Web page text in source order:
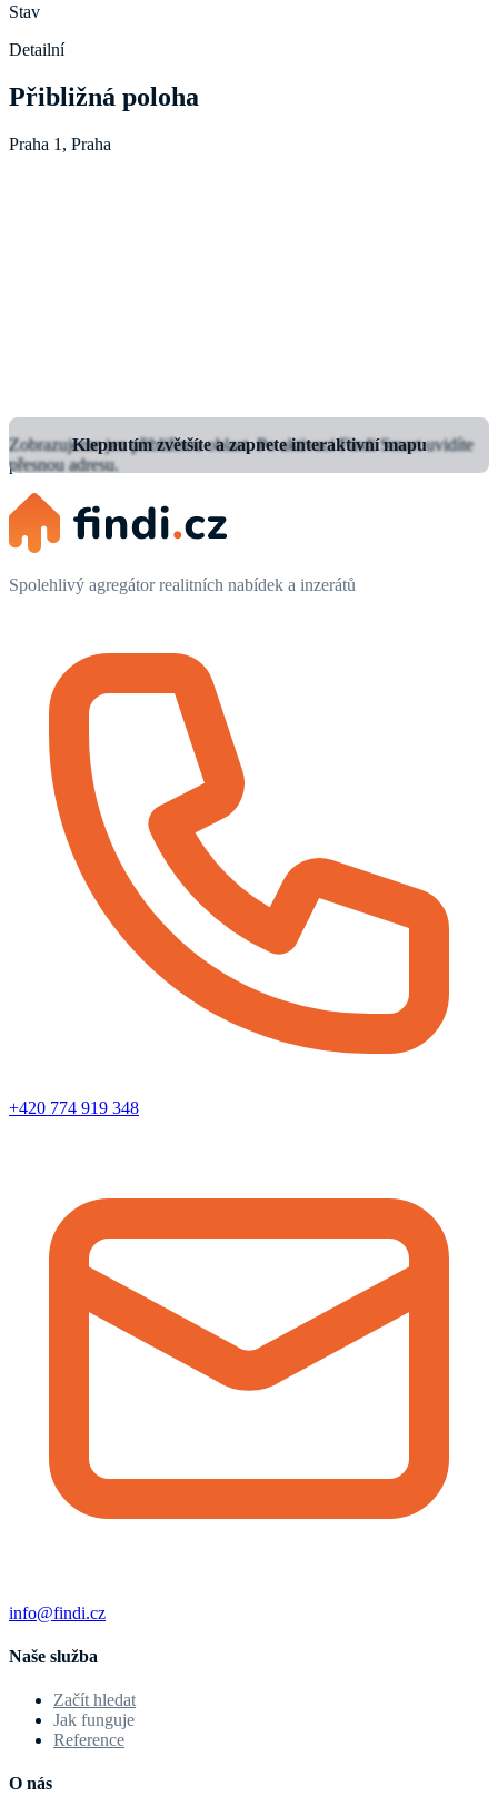
Stav
Detailní
Přibližná poloha
Praha 1, Praha
Klepnutím zvětšíte a zapnete interaktivní mapu
Zobrazujeme jen přibližnou oblast.Po aktivaci Findi Smart uvidíte
přesnou adresu.
Spolehlivý agregátor realitních nabídek a inzerátů
+420 774 919 348
info@findi.cz
Naše služba
Začít hledat
Jak funguje
Reference
O nás